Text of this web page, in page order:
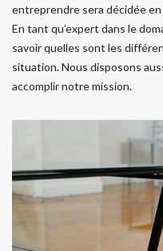
entreprendre sera décidée en
En tant qu’expert dans le
savoir quelles sont les
situation. Nous disposons
accomplir notre mission.